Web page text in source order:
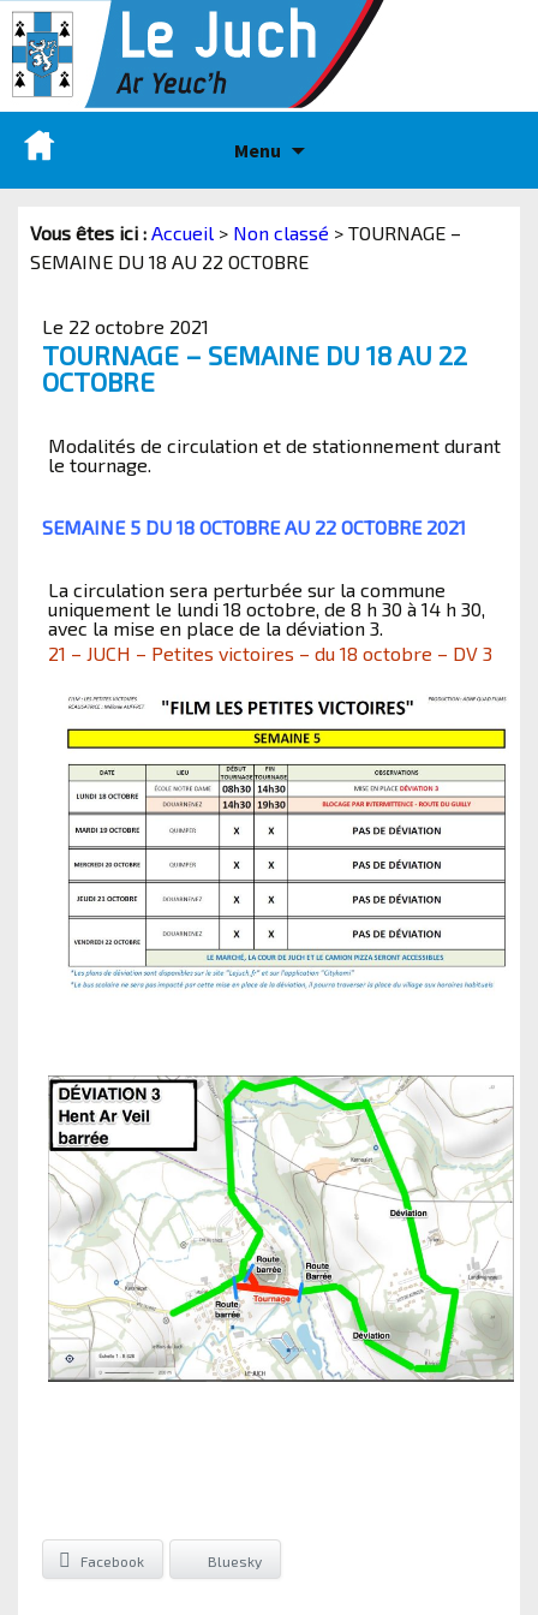
Menu
Vous êtes ici : Accueil > Non classé > TOURNAGE –
SEMAINE DU 18 AU 22 OCTOBRE
Le 22 octobre 2021
TOURNAGE – SEMAINE DU 18 AU 22
OCTOBRE
Modalités de circulation et de stationnement durant
le tournage.
SEMAINE 5 DU 18 OCTOBRE AU 22 OCTOBRE 2021
La circulation sera perturbée sur la commune
uniquement le lundi 18 octobre, de 8 h 30 à 14 h 30,
avec la mise en place de la déviation 3.
21 – JUCH – Petites victoires – du 18 octobre – DV 3
Facebook Bluesky